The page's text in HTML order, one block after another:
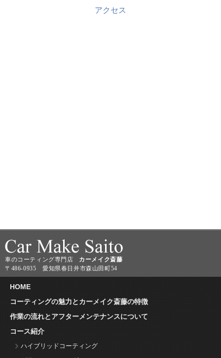
アクセス
車のコーティング専門店
カーメイク斎藤
〒486-0935 愛知県春日井市森山田町54
HOME
コーティングの魅力とカーメイク斎藤の特徴
作業の流れとアフターメンテナンスについて
コース紹介
ハイブリッドコーティング